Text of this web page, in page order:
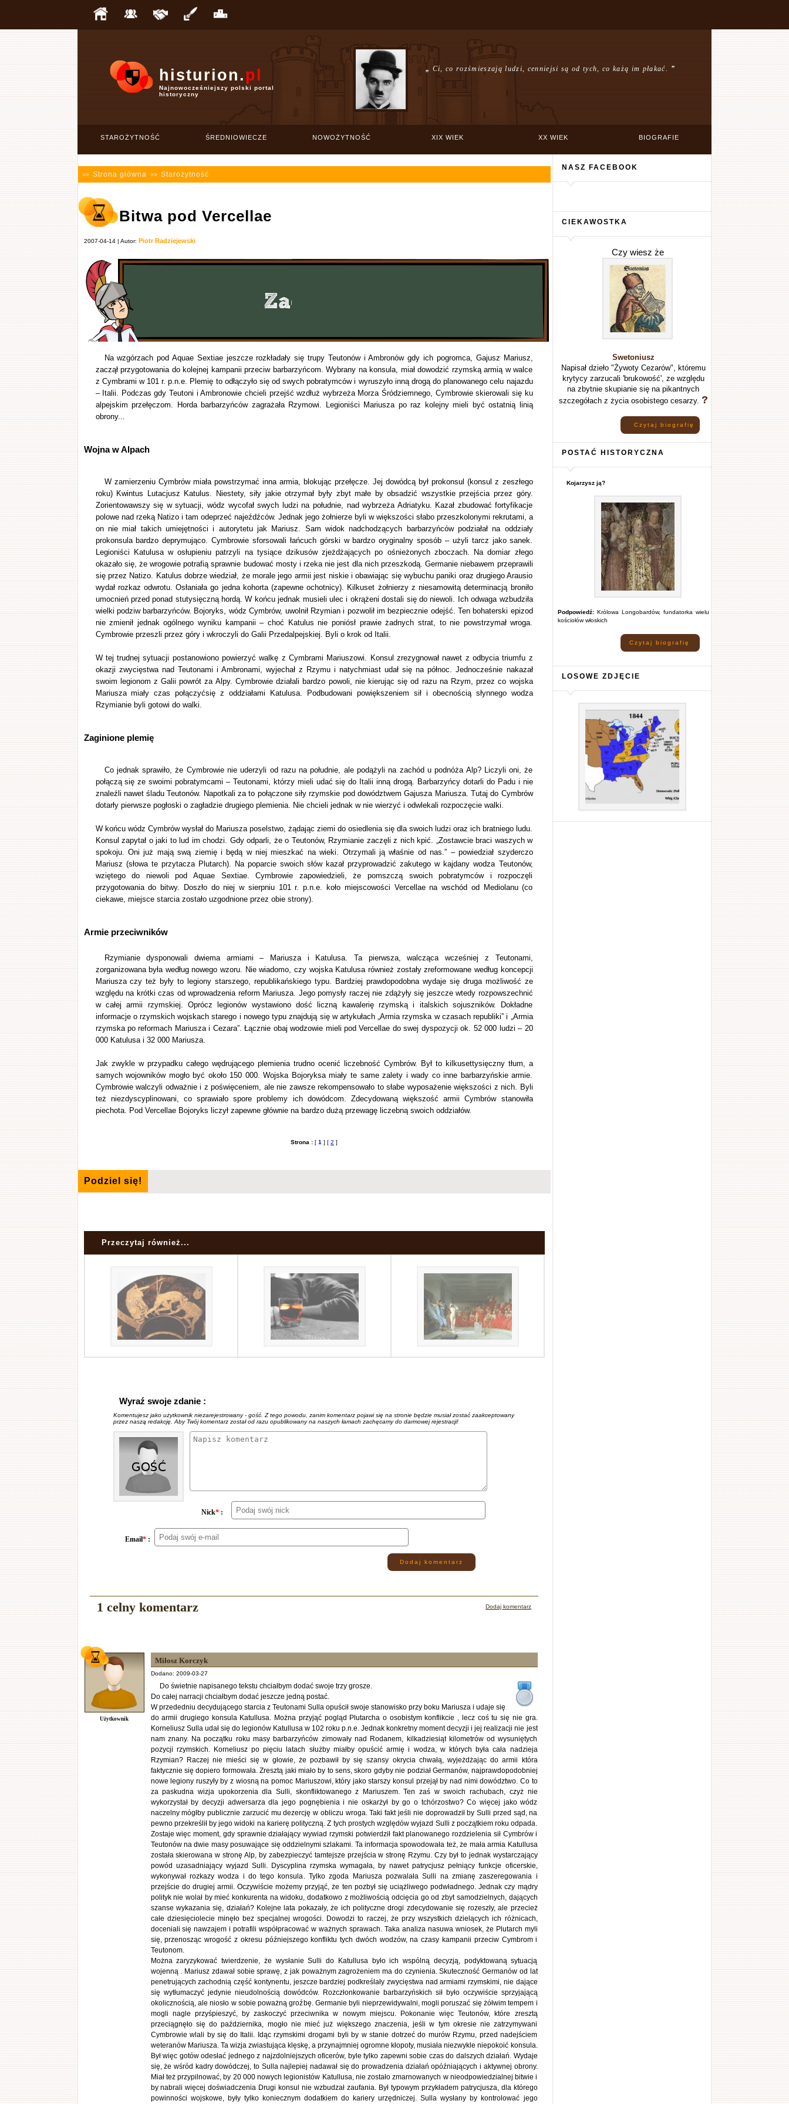
histurion.pl
Najnowocześniejszy polski portal
historyczny
„Ci, co rozśmieszają ludzi, cenniejsi są od tych, co każą im płakać.”
STAROŻYTNOŚĆ ŚREDNIOWIECZE NOWOŻYTNOŚĆ XIX WIEK XX WIEK BIOGRAFIE
>> Strona główna >> Starożytność
Bitwa pod Vercellae
2007-04-14 | Autor: Piotr Radziejewski
Na wzgórzach pod Aquae Sextiae jeszcze rozkładały się trupy Teutonów i Ambronów gdy ich pogromca, Gajusz Mariusz,
zaczął przygotowania do kolejnej kampanii przeciw barbarzyńcom. Wybrany na konsula, miał dowodzić rzymską armią w walce
z Cymbrami w 101 r. p.n.e. Plemię to odłączyło się od swych pobratymców i wyruszyło inną drogą do planowanego celu najazdu
– Italii. Podczas gdy Teutoni i Ambronowie chcieli przejść wzdłuż wybrzeża Morza Śródziemnego, Cymbrowie skierowali się ku
alpejskim przełęczom. Horda barbarzyńców zagrażała Rzymowi. Legioniści Mariusza po raz kolejny mieli być ostatnią linią
obrony...
Wojna w Alpach
W zamierzeniu Cymbrów miała powstrzymać inna armia, blokując przełęcze. Jej dowódcą był prokonsul (konsul z zeszłego
roku) Kwintus Lutacjusz Katulus. Niestety, siły jakie otrzymał były zbyt małe by obsadzić wszystkie przejścia przez góry.
Zorientowawszy się w sytuacji, wódz wycofał swych ludzi na południe, nad wybrzeża Adriatyku. Kazał zbudować fortyfikacje
polowe nad rzeką Natizo i tam odeprzeć najeźdźców. Jednak jego żołnierze byli w większości słabo przeszkolonymi rekrutami, a
on nie miał takich umiejętności i autorytetu jak Mariusz. Sam widok nadchodzących barbarzyńców podziałał na oddziały
prokonsula bardzo deprymująco. Cymbrowie sforsowali łańcuch górski w bardzo oryginalny sposób – użyli tarcz jako sanek.
Legioniści Katulusa w osłupieniu patrzyli na tysiące dzikusów zjeżdżających po ośnieżonych zboczach. Na domiar złego
okazało się, że wrogowie potrafią sprawnie budować mosty i rzeka nie jest dla nich przeszkodą. Germanie niebawem przeprawili
się przez Natizo. Katulus dobrze wiedział, że morale jego armii jest niskie i obawiając się wybuchu paniki oraz drugiego Arausio
wydał rozkaz odwrotu. Osłaniała go jedna kohorta (zapewne ochotnicy). Kilkuset żołnierzy z niesamowitą determinacją broniło
umocnień przed ponad stutysięczną hordą. W końcu jednak musieli ulec i okrążeni dostali się do niewoli. Ich odwaga wzbudziła
wielki podziw barbarzyńców. Bojoryks, wódz Cymbrów, uwolnił Rzymian i pozwolił im bezpiecznie odejść. Ten bohaterski epizod
nie zmienił jednak ogólnego wyniku kampanii – choć Katulus nie poniósł prawie żadnych strat, to nie powstrzymał wroga.
Cymbrowie przeszli przez góry i wkroczyli do Galii Przedalpejskiej. Byli o krok od Italii.
W tej trudnej sytuacji postanowiono powierzyć walkę z Cymbrami Mariuszowi. Konsul zrezygnował nawet z odbycia triumfu z
okazji zwycięstwa nad Teutonami i Ambronami, wyjechał z Rzymu i natychmiast udał się na północ. Jednocześnie nakazał
swoim legionom z Galii powrót za Alpy. Cymbrowie działali bardzo powoli, nie kierując się od razu na Rzym, przez co wojska
Mariusza miały czas połączyćsię z oddziałami Katulusa. Podbudowani powiększeniem sił i obecnością słynnego wodza
Rzymianie byli gotowi do walki.
Zaginione plemię
Co jednak sprawiło, że Cymbrowie nie uderzyli od razu na południe, ale podążyli na zachód u podnóża Alp? Liczyli oni, że
połączą się ze swoimi pobratymcami – Teutonami, którzy mieli udać się do Italii inną drogą. Barbarzyńcy dotarli do Padu i nie
znaleźli nawet śladu Teutonów. Napotkali za to połączone siły rzymskie pod dowództwem Gajusza Mariusza. Tutaj do Cymbrów
dotarły pierwsze pogłoski o zagładzie drugiego plemienia. Nie chcieli jednak w nie wierzyć i odwlekali rozpoczęcie walki.
W końcu wódz Cymbrów wysłał do Mariusza poselstwo, żądając ziemi do osiedlenia się dla swoich ludzi oraz ich bratniego ludu.
Konsul zapytał o jaki to lud im chodzi. Gdy odparli, że o Teutonów, Rzymianie zaczęli z nich kpić. „Zostawcie braci waszych w
spokoju. Oni już mają swą ziemię i będą w niej mieszkać na wieki. Otrzymali ją właśnie od nas.” – powiedział szyderczo
Mariusz (słowa te przytacza Plutarch). Na poparcie swoich słów kazał przyprowadzić zakutego w kajdany wodza Teutonów,
wziętego do niewoli pod Aquae Sextiae. Cymbrowie zapowiedzieli, że pomszczą swoich pobratymców i rozpoczęli
przygotowania do bitwy. Doszło do niej w sierpniu 101 r. p.n.e. koło miejscowości Vercellae na wschód od Mediolanu (co
ciekawe, miejsce starcia zostało uzgodnione przez obie strony).
Armie przeciwników
Rzymianie dysponowali dwiema armiami – Mariusza i Katulusa. Ta pierwsza, walcząca wcześniej z Teutonami,
zorganizowana była według nowego wzoru. Nie wiadomo, czy wojska Katulusa również zostały zreformowane według koncepcji
Mariusza czy też były to legiony starszego, republikańskiego typu. Bardziej prawdopodobna wydaje się druga możliwość ze
względu na krótki czas od wprowadzenia reform Mariusza. Jego pomysły raczej nie zdążyły się jeszcze wtedy rozpowszechnić
w całej armii rzymskiej. Oprócz legionów wystawiono dość liczną kawalerię rzymską i italskich sojuszników. Dokładne
informacje o rzymskich wojskach starego i nowego typu znajdują się w artykułach „Armia rzymska w czasach republiki” i „Armia
rzymska po reformach Mariusza i Cezara”. Łącznie obaj wodzowie mieli pod Vercellae do swej dyspozycji ok. 52 000 ludzi – 20
000 Katulusa i 32 000 Mariusza.
Jak zwykle w przypadku całego wędrującego plemienia trudno ocenić liczebność Cymbrów. Był to kilkusettysięczny tłum, a
samych wojowników mogło być około 150 000. Wojska Bojoryksa miały te same zalety i wady co inne barbarzyńskie armie.
Cymbrowie walczyli odważnie i z poświęceniem, ale nie zawsze rekompensowało to słabe wyposażenie większości z nich. Byli
też niezdyscyplinowani, co sprawiało spore problemy ich dowódcom. Zdecydowaną większość armii Cymbrów stanowiła
piechota. Pod Vercellae Bojoryks liczył zapewne głównie na bardzo dużą przewagę liczebną swoich oddziałów.
Strona : [ 1 ] [ 2 ]
Podziel się!
Przeczytaj również...
Wyraź swoje zdanie :
Komentujesz jako użytkownik niezarejestrowany - gość. Z tego powodu, zanim komentarz pojawi się na stronie będzie musiał zostać zaakceptowany
przez naszą redakcję. Aby Twój komentarz został od razu opublikowany na naszych łamach zachęcamy do darmowej rejestracji!
Nick* :
Email* :
Dodaj komentarz
1 celny komentarz Dodaj komentarz
Użytkownik
Miłosz Korczyk
Dodano: 2009-03-27
Do świetnie napisanego tekstu chciałbym dodać swoje trzy grosze.
Do całej narracji chciałbym dodać jeszcze jedną postać.
W przededniu decydującego starcia z Teutonami Sulla opuścił swoje stanowisko przy boku Mariusza i udaje się
do armii drugiego konsula Katullusa. Można przyjąć pogląd Plutarcha o osobistym konflikcie , lecz coś tu się nie gra.
Korneliusz Sulla udał się do legionów Katullusa w 102 roku p.n.e. Jednak konkretny moment decyzji i jej realizacji nie jest
nam znany. Na początku roku masy barbarzyńców zimowały nad Rodanem, kilkadziesiąt kilometrów od wysuniętych
pozycji rzymskich. Korneliusz po pięciu latach służby miałby opuścić armię i wodza, w których była cała nadzieja
Rzymian? Raczej nie mieści się w głowie, że pozbawił by się szansy okrycia chwałą, wyjeżdżając do armii która
faktycznie się dopiero formowała. Zresztą jaki miało by to sens, skoro gdyby nie podział Germanów, najprawdopodobniej
nowe legiony ruszyły by z wiosną na pomoc Mariuszowi, który jako starszy konsul przejął by nad nimi dowództwo. Co to
za paskudna wizja upokorzenia dla Sulli, skonfliktowanego z Mariuszem. Ten zaś w swoich rachubach, czyż nie
wykorzystał by decyzji adwersarza dla jego pognębienia i nie oskarżył by go o tchórzostwo? Co więcej jako wódz
naczelny mógłby publicznie zarzucić mu dezercję w obliczu wroga. Taki fakt jeśli nie doprowadził by Sulli przed sąd, na
pewno przekreślił by jego widoki na karierę polityczną. Z tych prostych względów wyjazd Sulli z początkiem roku odpada.
Zostaje więc moment, gdy sprawnie działający wywiad rzymski potwierdził fakt planowanego rozdzielenia sił Cymbrów i
Teutonów na dwie masy posuwające się oddzielnymi szlakami. Ta informacja spowodowała też, że mała armia Katullusa
została skierowana w stronę Alp, by zabezpieczyć tamtejsze przejścia w stronę Rzymu. Czy był to jednak wystarczający
powód uzasadniający wyjazd Sulli. Dyscyplina rzymska wymagała, by nawet patrycjusz pełniący funkcje oficerskie,
wykonywał rozkazy wodza i do tego konsula. Tylko zgoda Mariusza pozwalała Sulli na zmianę zaszeregowania i
przejście do drugiej armii. Oczywiście możemy przyjąć, że ten pozbył się uciążliwego podwładnego. Jednak czy mądry
polityk nie wolał by mieć konkurenta na widoku, dodatkowo z możliwością odcięcia go od zbyt samodzielnych, dających
szanse wykazania się, działań? Kolejne lata pokazały, że ich polityczne drogi zdecydowanie się rozeszły, ale przecież
całe dziesięciolecie minęło bez specjalnej wrogości. Dowodzi to raczej, że przy wszystkich dzielących ich różnicach,
doceniali się nawzajem i potrafili współpracować w ważnych sprawach. Taka analiza nasuwa wniosek, że Plutarch myli
się, przenosząc wrogość z okresu późniejszego konfliktu tych dwóch wodzów, na czasy kampanii przeciw Cymbrom i
Teutonom.
Można zaryzykować twierdzenie, że wysłanie Sulli do Katullusa było ich wspólną decyzją, podyktowaną sytuacją
wojenną . Mariusz zdawał sobie sprawę, z jak poważnym zagrożeniem ma do czynienia. Skuteczność Germanów od lat
penetrujących zachodnią część kontynentu, jeszcze bardziej podkreślały zwycięstwa nad armiami rzymskimi, nie dające
się wytłumaczyć jedynie nieudolnością dowódców. Rozczłonkowanie barbarzyńskich sił było oczywiście sprzyjającą
okolicznością, ale niosło w sobie poważną groźbę. Germanie byli nieprzewidywalni, mogli poruszać się żółwim tempem i
mogli nagle przyśpieszyć, by zaskoczyć przeciwnika w nowym miejscu. Pokonanie więc Teutonów, które zresztą
przeciągnęło się do października, mogło nie mieć już większego znaczenia, jeśli w tym okresie nie zatrzymywani
Cymbrowie wlali by się do Italii. Idąc rzymskimi drogami byli by w stanie dotrzeć do murów Rzymu, przed nadejściem
weteranów Mariusza. Ta wizja zwiastująca klęskę, a przynajmniej ogromne kłopoty, musiała niezwykle niepokoić konsula.
Był więc gotów odesłać jednego z najzdolniejszych oficerów, byle tylko zapewni sobie czas do dalszych działań. Wydaje
się, że wśród kadry dowódczej, to Sulla najlepiej nadawał się do prowadzenia działań opóźniających i aktywnej obrony.
Miał też przypilnować, by 20 000 nowych legionistów Katullusa, nie zostało zmarnowanych w nieodpowiedzialnej bitwie i
by nabrali więcej doświadczenia Drugi konsul nie wzbudzał zaufania. Był typowym przykładem patrycjusza, dla którego
powinności wojskowe, były tylko koniecznym dodatkiem do kariery urzędniczej. Sulla wysłany by kontrolować jego
NASZ FACEBOOK
CIEKAWOSTKA
Czy wiesz że
Swetoniusz
Napisał dzieło "Żywoty Cezarów", któremu
krytycy zarzucali 'brukowość', ze względu
na zbytnie skupianie się na pikantnych
szczegółach z życia osobistego cesarzy. ?
Czytaj biografię
POSTAĆ HISTORYCZNA
Kojarzysz ją?
Podpowiedź:Królowa Longobardów, fundatorka wielu
kościołów włoskich
Czytaj biografię
LOSOWE ZDJĘCIE